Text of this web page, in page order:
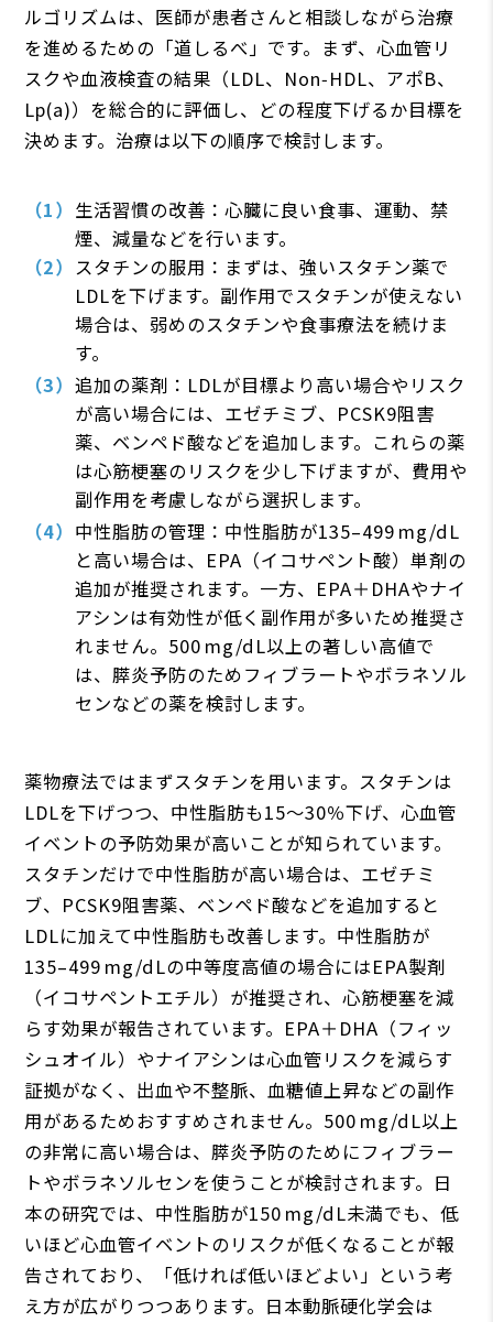
ルゴリズムは、医師が患者さんと相談しながら治療
を進めるための「道しるべ」です。まず、心血管リ
スクや血液検査の結果（LDL、Non‑HDL、アポB、
Lp(a)）を総合的に評価し、どの程度下げるか目標を
決めます。治療は以下の順序で検討します。
生活習慣の改善：心臓に良い食事、運動、禁
煙、減量などを行います。
スタチンの服用：まずは、強いスタチン薬で
LDLを下げます。副作用でスタチンが使えない
場合は、弱めのスタチンや食事療法を続けま
す。
追加の薬剤：LDLが目標より高い場合やリスク
が高い場合には、エゼチミブ、PCSK9阻害
薬、ベンペド酸などを追加します。これらの薬
は心筋梗塞のリスクを少し下げますが、費用や
副作用を考慮しながら選択します。
中性脂肪の管理：中性脂肪が135–499 mg/dL
と高い場合は、EPA（イコサペント酸）単剤の
追加が推奨されます。一方、EPA＋DHAやナイ
アシンは有効性が低く副作用が多いため推奨さ
れません。500 mg/dL以上の著しい高値で
は、膵炎予防のためフィブラートやボラネソル
センなどの薬を検討します。
薬物療法ではまずスタチンを用います。スタチンは
LDLを下げつつ、中性脂肪も15〜30％下げ、心血管
イベントの予防効果が高いことが知られています。
スタチンだけで中性脂肪が高い場合は、エゼチミ
ブ、PCSK9阻害薬、ベンペド酸などを追加すると
LDLに加えて中性脂肪も改善します。中性脂肪が
135–499 mg/dLの中等度高値の場合にはEPA製剤
（イコサペントエチル）が推奨され、心筋梗塞を減
らす効果が報告されています。EPA＋DHA（フィッ
シュオイル）やナイアシンは心血管リスクを減らす
証拠がなく、出血や不整脈、血糖値上昇などの副作
用があるためおすすめされません。500 mg/dL以上
の非常に高い場合は、膵炎予防のためにフィブラー
トやボラネソルセンを使うことが検討されます。日
本の研究では、中性脂肪が150 mg/dL未満でも、低
いほど心血管イベントのリスクが低くなることが報
告されており、「低ければ低いほどよい」という考
え方が広がりつつあります。日本動脈硬化学会は